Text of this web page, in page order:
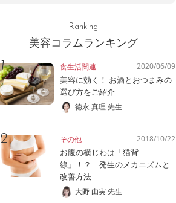
Ranking
美容コラムランキング
食生活関連 2020/06/09
美容に効く！ お酒とおつまみの
選び方をご紹介
徳永 真理 先生
その他 2018/10/22
お腹の横じわは「猫背
線」！？ 発生のメカニズムと
改善方法
大野 由実 先生